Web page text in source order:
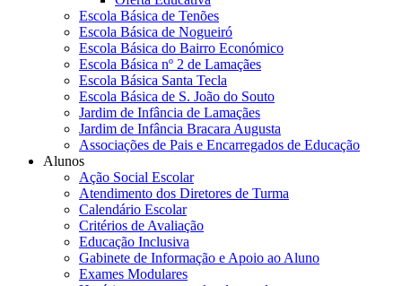
Escola Básica de Tenões
Escola Básica de Nogueiró
Escola Básica do Bairro Económico
Escola Básica nº 2 de Lamaçães
Escola Básica Santa Tecla
Escola Básica de S. João do Souto
Jardim de Infância de Lamaçães
Jardim de Infância Bracara Augusta
Associações de Pais e Encarregados de Educação
Alunos
Ação Social Escolar
Atendimento dos Diretores de Turma
Calendário Escolar
Critérios de Avaliação
Educação Inclusiva
Gabinete de Informação e Apoio ao Aluno
Exames Modulares